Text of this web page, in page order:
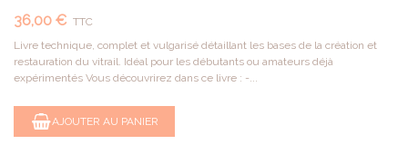
36,00 € TTC
Livre technique, complet et vulgarisé détaillant les bases de la création et
restauration du vitrail. Idéal pour les débutants ou amateurs déjà
expérimentés Vous découvrirez dans ce livre : -...
AJOUTER AU PANIER